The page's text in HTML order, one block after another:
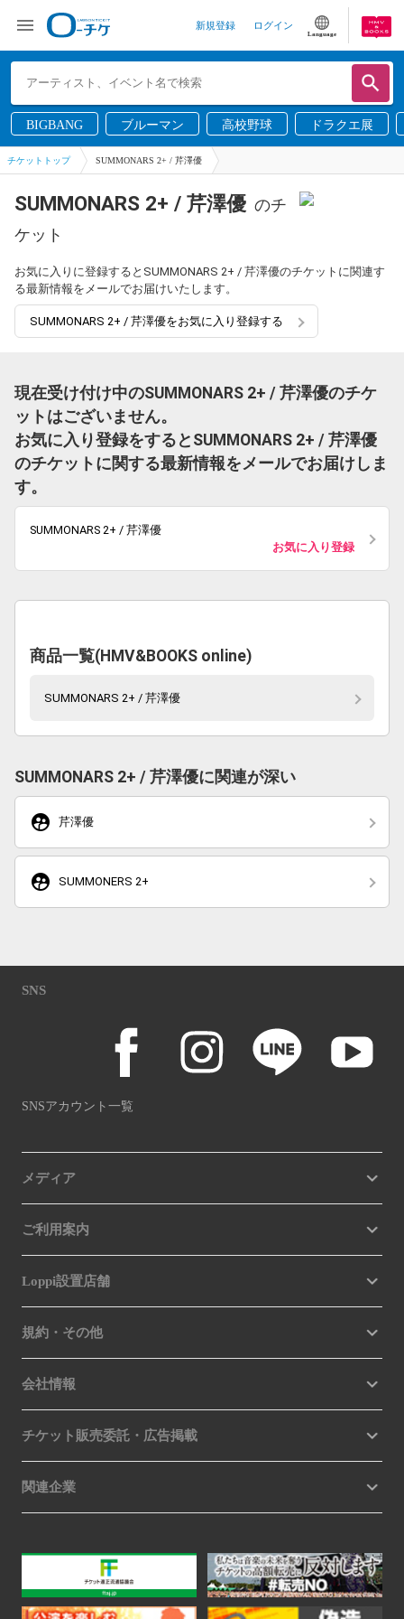
新規登録 ログイン
Language
BIGBANG ブルーマン 高校野球 ドラクエ展
チケットトップ SUMMONARS 2+ / 芹澤優
SUMMONARS 2+ / 芹澤優 のチ
ケット
お気に入りに登録するとSUMMONARS 2+ / 芹澤優のチケットに関連す
る最新情報をメールでお届けいたします。
SUMMONARS 2+ / 芹澤優をお気に入り登録する
現在受け付け中のSUMMONARS 2+ / 芹澤優のチケ
ットはございません。
お気に入り登録をするとSUMMONARS 2+ / 芹澤優
のチケットに関する最新情報をメールでお届けしま
す。
SUMMONARS 2+ / 芹澤優
お気に入り登録
商品一覧(HMV&BOOKS online)
SUMMONARS 2+ / 芹澤優
SUMMONARS 2+ / 芹澤優に関連が深い
supervised_user_circle 芹澤優
supervised_user_circle SUMMONERS 2+
SNS
SNSアカウント一覧
メディア
ご利用案内
Loppi設置店舗
規約・その他
会社情報
チケット販売委託・広告掲載
関連企業